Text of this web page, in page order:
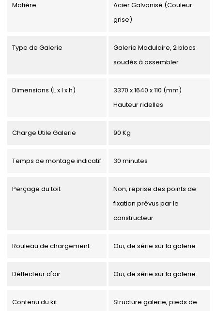
Matière
Acier Galvanisé (Couleur
grise)
Type de Galerie
Galerie Modulaire, 2 blocs
soudés à assembler
Dimensions (L x l x h)
3370 x 1640 x 110 (mm)
Hauteur ridelles
Charge Utile Galerie 90 Kg
Temps de montage indicatif 30 minutes
Perçage du toit
Non, reprise des points de
fixation prévus par le
constructeur
Rouleau de chargement Oui, de série sur la galerie
Déflecteur d'air Oui, de série sur la galerie
Contenu du kit
Structure galerie, pieds de